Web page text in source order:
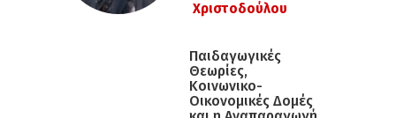
Χριστοδούλου
Παιδαγωγικές
Θεωρίες,
Κοινωνικο-
Οικονομικές Δομές